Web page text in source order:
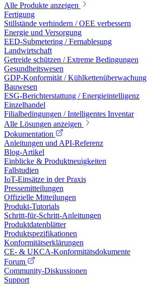
Alle Produkte anzeigen
Fertigung
Stillstände verhindern / OEE verbessern
Energie und Versorgung
EED-Submetering / Fernablesung
Landwirtschaft
Getreide schützen / Extreme Bedingungen
Gesundheitswesen
GDP-Konformität / Kühlkettenüberwachung
Bauwesen
ESG-Berichterstattung / Energieintelligenz
Einzelhandel
Filialbedingungen / Intelligentes Inventar
Alle Lösungen anzeigen
Dokumentation
Anleitungen und API-Referenz
Blog-Artikel
Einblicke & Produktneuigkeiten
Fallstudien
IoT-Einsätze in der Praxis
Pressemitteilungen
Offizielle Mitteilungen
Produkt-Tutorials
Schritt-für-Schritt-Anleitungen
Produktdatenblätter
Produktspezifikationen
Konformitätserklärungen
CE- & UKCA-Konformitätsdokumente
Forum
Community-Diskussionen
Support